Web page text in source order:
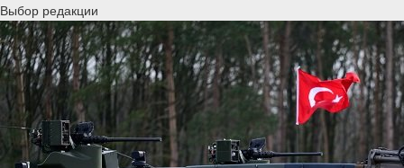
Выбор редакции